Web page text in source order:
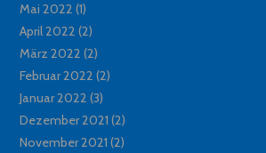
Mai 2022 (1)
April 2022 (2)
März 2022 (2)
Februar 2022 (2)
Januar 2022 (3)
Dezember 2021 (2)
November 2021 (2)